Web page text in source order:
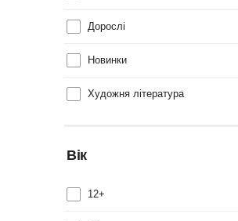
Дорослі
Новинки
Художня література
Вік
12+